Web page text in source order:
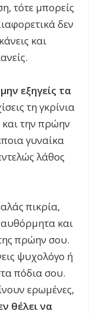
τότε μπορείς
δεν
και
εξηγείς τα
τη γκρίνια
και την πρώην
γυναίκα
λάθος
πικρία,
και
πρώην σου.
ψυχολόγο ή
πόδια σου.
ερωμένες,
θέλει να